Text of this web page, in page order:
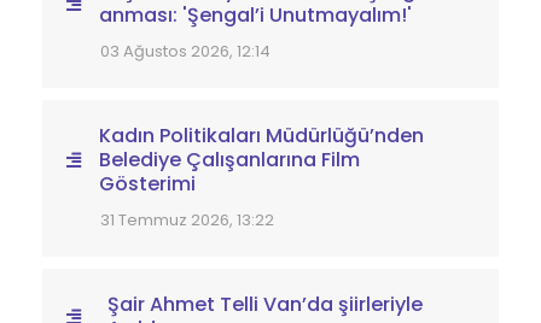
anması: 'Şengal’i Unutmayalım!'
03 Ağustos 2026, 12:14
Kadın Politikaları Müdürlüğü’nden
Belediye Çalışanlarına Film
Gösterimi
31 Temmuz 2026, 13:22
Şair Ahmet Telli Van’da şiirleriyle